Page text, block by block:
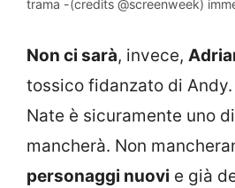
trama -(credits @screenweek)
Non ci sarà, invece,
tossico fidanzato di
Nate è sicuramente uno
mancherà. Non
personaggi nuovi e già